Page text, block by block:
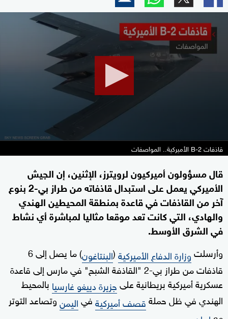
قاذفات B-2 الأميركية.. المواصفات
قال مسؤولون أميركيون لرويترز، الإثنين، إن الجيش
الأميركي يعمل على استبدال قاذفاته من طراز بي-2 بنوع
آخر من القاذفات في قاعدة بمنطقة المحيطين الهندي
والهادي، التي كانت تعد موقعا مثاليا لمباشرة أي نشاط
في الشرق الأوسط.
وأرسلتوزارة الدفاع الأميركية(البنتاغون
) ما يصل إلى 6
قاذفات من طراز بي-2 "القاذفة الشبح" في مارس إلى قاعدة
عسكرية أميركية بريطانية علىجزيرة دييغو غارسيا بالمحيط
الهندي في ظل حملةقصف أميركيةفياليمنوتصاعد التوتر